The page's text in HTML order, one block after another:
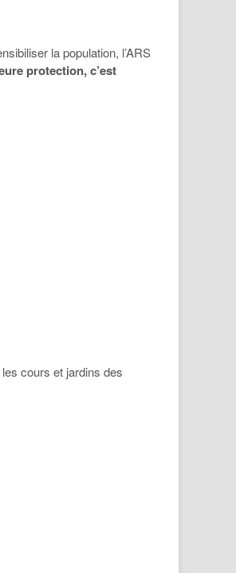
la population, l’ARS
protection, c’est
cours et jardins des